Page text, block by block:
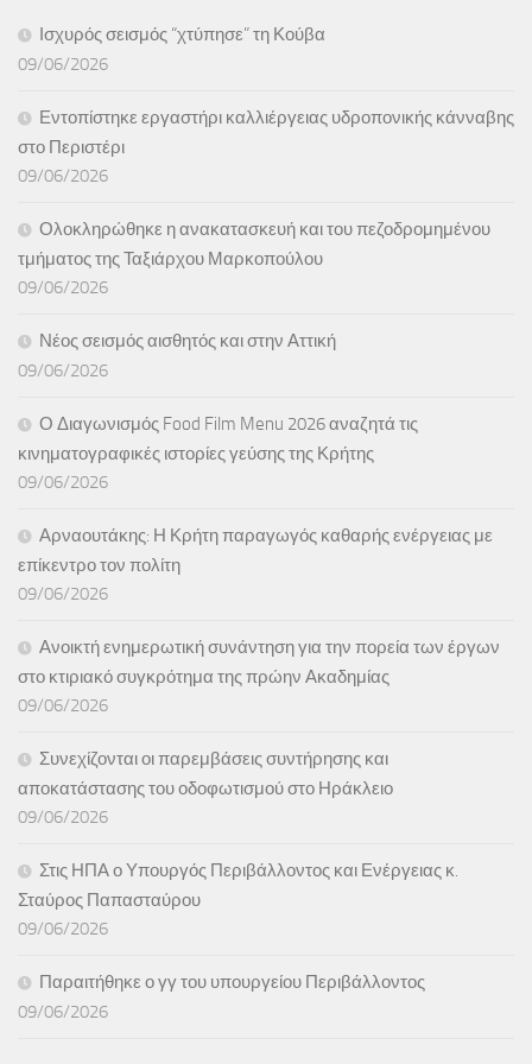
Ισχυρός σεισμός “χτύπησε” τη Κούβα
09/06/2026
Εντοπίστηκε εργαστήρι καλλιέργειας υδροπονικής κάνναβης
στο Περιστέρι
09/06/2026
Ολοκληρώθηκε η ανακατασκευή και του πεζοδρομημένου
τμήματος της Ταξιάρχου Μαρκοπούλου
09/06/2026
Νέος σεισμός αισθητός και στην Αττική
09/06/2026
Ο Διαγωνισμός Food Film Menu 2026 αναζητά τις
κινηματογραφικές ιστορίες γεύσης της Κρήτης
09/06/2026
Αρναουτάκης: Η Κρήτη παραγωγός καθαρής ενέργειας με
επίκεντρο τον πολίτη
09/06/2026
Ανοικτή ενημερωτική συνάντηση για την πορεία των έργων
στο κτιριακό συγκρότημα της πρώην Ακαδημίας
09/06/2026
Συνεχίζονται οι παρεμβάσεις συντήρησης και
αποκατάστασης του οδοφωτισμού στο Ηράκλειο
09/06/2026
Στις ΗΠΑ ο Υπουργός Περιβάλλοντος και Ενέργειας κ.
Σταύρος Παπασταύρου
09/06/2026
Παραιτήθηκε ο γγ του υπουργείου Περιβάλλοντος
09/06/2026